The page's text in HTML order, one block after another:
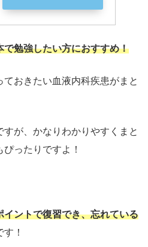
勉強したい方におすすめ！
おきたい血液内科疾患がまと
が、かなりわかりやすくまと
ったりですよ！
イントで復習でき、忘れている
す！